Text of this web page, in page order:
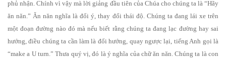
phủ nhận. Chính vì vậy mà lời giảng đầu tiên của Chúa cho chúng ta là “Hãy
ăn năn.” Ăn năn nghĩa là đổi ý, thay đổi thái độ. Chúng ta đang lái xe trên
một đoạn đường nào đó mà nếu biết rằng chúng ta đang lạc đường hay sai
hướng, điều chúng ta cần làm là đổi hướng, quay ngược lại, tiếng Anh gọi là
“make a U turn.” Thưa quý vị, đó là ý nghĩa của chữ ăn năn. Chúng ta là con